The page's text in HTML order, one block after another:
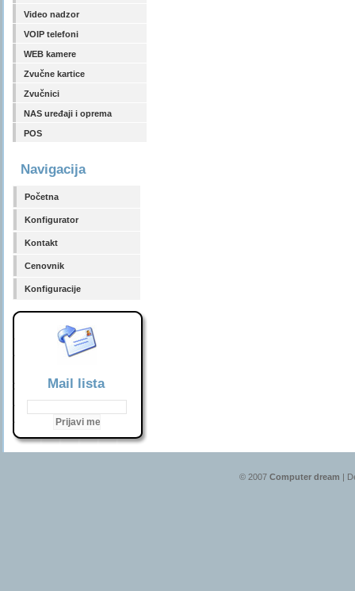
Video nadzor
VOIP telefoni
WEB kamere
Zvučne kartice
Zvučnici
NAS uređaji i oprema
POS
Navigacija
Početna
Konfigurator
Kontakt
Cenovnik
Konfiguracije
Mail lista
© 2007 Computer dream |